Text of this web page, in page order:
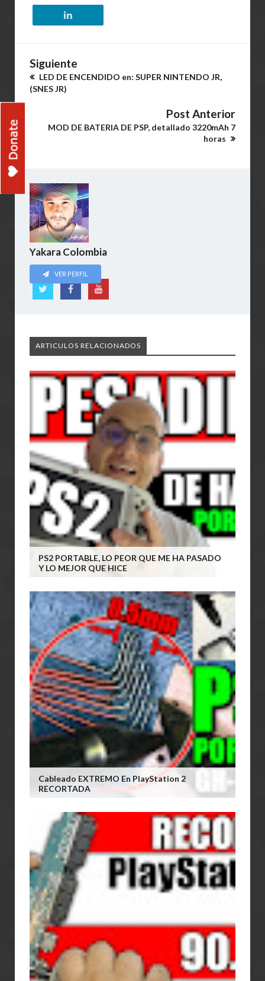
Siguiente
LED DE ENCENDIDO en: SUPER NINTENDO JR,
(SNES JR)
Post Anterior
MOD DE BATERIA DE PSP, detallado 3220mAh 7
horas
Yakara Colombia
VER PERFIL
ARTICULOS RELACIONADOS
PS2 PORTABLE, LO PEOR QUE ME HA PASADO
Y LO MEJOR QUE HICE
Cableado EXTREMO En PlayStation 2
RECORTADA